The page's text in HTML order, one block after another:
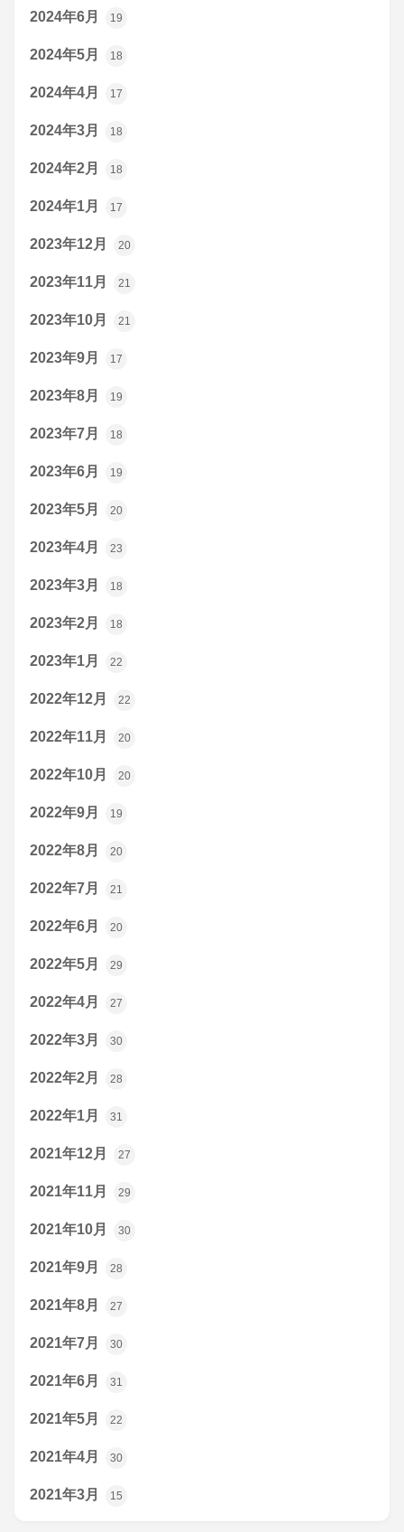
2024年6月 19
2024年5月 18
2024年4月 17
2024年3月 18
2024年2月 18
2024年1月 17
2023年12月 20
2023年11月 21
2023年10月 21
2023年9月 17
2023年8月 19
2023年7月 18
2023年6月 19
2023年5月 20
2023年4月 23
2023年3月 18
2023年2月 18
2023年1月 22
2022年12月 22
2022年11月 20
2022年10月 20
2022年9月 19
2022年8月 20
2022年7月 21
2022年6月 20
2022年5月 29
2022年4月 27
2022年3月 30
2022年2月 28
2022年1月 31
2021年12月 27
2021年11月 29
2021年10月 30
2021年9月 28
2021年8月 27
2021年7月 30
2021年6月 31
2021年5月 22
2021年4月 30
2021年3月 15